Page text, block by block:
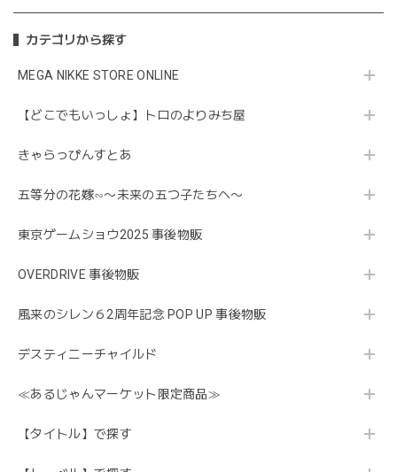
カテゴリから探す
MEGA NIKKE STORE ONLINE
【どこでもいっしょ】トロのよりみち屋
きゃらっぴんすとあ
五等分の花嫁∽〜未来の五つ子たちへ〜
東京ゲームショウ2025 事後物販
OVERDRIVE 事後物販
風来のシレン６2周年記念 POP UP 事後物販
デスティニーチャイルド
≪あるじゃんマーケット限定商品≫
【タイトル】で探す